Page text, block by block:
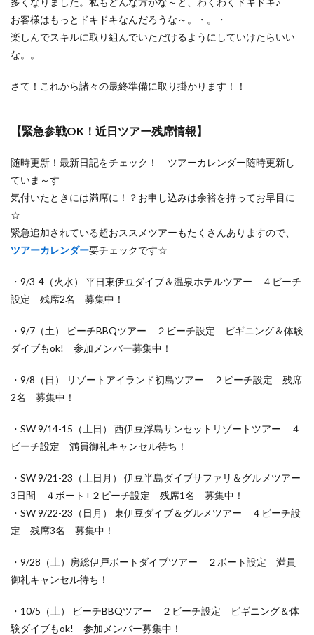
お客様はもっとドキドキなんだろうな～。・。・
楽しんでスキルに取り組んでいただけるようにしていけたらいい
な。。
さて！これから諸々の最終準備に取り掛かります！！
【緊急参戦OK！近日ツアー残席情報】
随時更新！最新日記をチェック！ ツアーカレンダー随時更新し
ていま～す
気付いたときには満席に！？お申し込みは余裕を持ってお早目に
☆
緊急追加されている超おススメツアーもたくさんありますので、
ツアーカレンダー要チェックです☆
・9/3-4（火水） 平日東伊豆ダイブ＆温泉ホテルツアー ４ビーチ
設定 残席2名 募集中！
・9/7（土） ビーチBBQツアー ２ビーチ設定 ビギニング＆体験
ダイブもok! 参加メンバー募集中！
・9/8（日） リゾートアイランド初島ツアー ２ビーチ設定 残席
2名 募集中！
・SW 9/14-15（土日） 西伊豆浮島サンセットリゾートツアー ４
ビーチ設定 満員御礼キャンセル待ち！
・SW 9/21-23（土日月） 伊豆半島ダイブサファリ＆グルメツアー
3日間 ４ボート+２ビーチ設定 残席1名 募集中！
・SW 9/22-23（日月） 東伊豆ダイブ＆グルメツアー ４ビーチ設
定 残席3名 募集中！
・9/28（土）房総伊戸ボートダイブツアー ２ボート設定 満員
御礼キャンセル待ち！
・10/5（土） ビーチBBQツアー ２ビーチ設定 ビギニング＆体
験ダイブもok! 参加メンバー募集中！